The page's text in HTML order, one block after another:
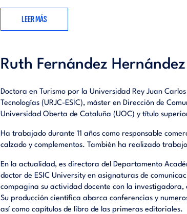
LEER MÁS
Ruth Fernández Hernández
Doctora en Turismo por la Universidad Rey Juan
Tecnologías (URJC-ESIC), máster en Dirección de
Universidad Oberta de Cataluña (UOC) y título
Ha trabajado durante 11 años como responsable
calzado y complementos. También ha realizado
En la actualidad, es directora del Departamento
doctor de ESIC University en asignaturas de
compagina su actividad docente con la investigadora,
Su producción científica abarca conferencias y
así como capítulos de libro de las primeras editoriales.